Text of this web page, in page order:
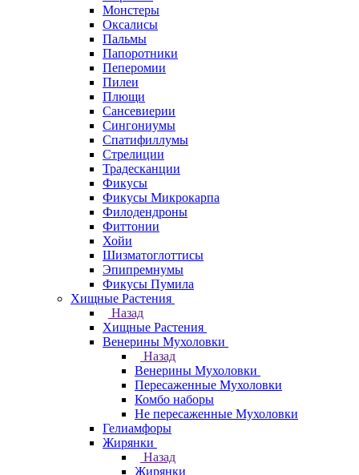
Монстеры
Оксалисы
Пальмы
Папоротники
Пеперомии
Пилеи
Плющи
Сансевиерии
Сингониумы
Спатифиллумы
Стрелиции
Традесканции
Фикусы
Фикусы Микрокарпа
Филодендроны
Фиттонии
Хойи
Шизматоглоттисы
Эпипремнумы
Фикусы Пумила
Хищные Растения
Назад
Хищные Растения
Венерины Мухоловки
Назад
Венерины Мухоловки
Пересаженные Мухоловки
Комбо наборы
Не пересаженные Мухоловки
Гелиамфоры
Жирянки
Назад
Жирянки